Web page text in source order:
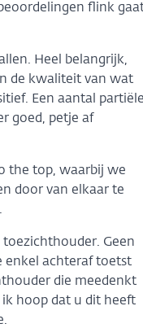
flink
Heel belangrijk,
de kwaliteit van wat
Een aantal
goed, petje af
the top, waarbij we
door van elkaar te
toezichthouder. Geen
enkel achteraf toetst
die meedenkt
hoop dat u dit heeft